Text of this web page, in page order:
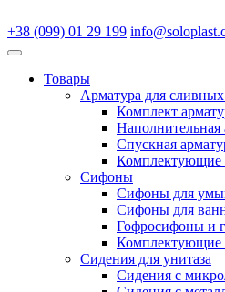
+38 (099) 01 29 199
Товары
Арматура для сливных
Комплект
Наполнительная
Спускная
Комплектующие
Сифоны
Сифоны для
Сифоны для
Гофросифоны и
Комплектующие
Сидения для унитаза
Сидения с